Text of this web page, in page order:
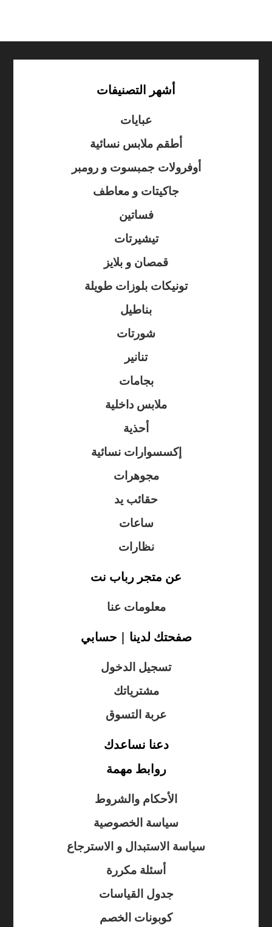
أشهر التصنيفات
عبايات
أطقم ملابس نسائية
أوفرولات جمبسوت و رومبر
جاكيتات و معاطف
فساتين
تيشيرتات
قمصان و بلايز
تونيكات بلوزات طويلة
بناطيل
شورتات
تنانير
بجامات
ملابس داخلية
أحذية
إكسسوارات نسائية
مجوهرات
حقائب يد
ساعات
نظارات
عن متجر رباب نت
معلومات عنا
صفحتك لدينا | حسابي
تسجيل الدخول
مشترياتك
عربة التسوق
دعنا نساعدك
روابط مهمة
الأحكام والشروط
سياسة الخصوصية
سياسة الاستبدال و الاسترجاع
أسئلة مكررة
جدول القياسات
كوبونات الخصم